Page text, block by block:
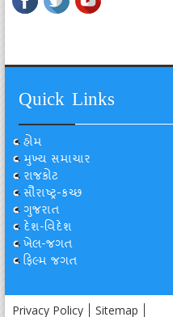
Quick Links
હોમ
મુખ્ય સમાચાર
રાજકોટ
સૌરાષ્ટ્ર-કચ્છ
ગુજરાત
દેશ-વિદેશ
ખેલ-જગત
ફિલ્મ જગત
Privacy Policy Sitemap